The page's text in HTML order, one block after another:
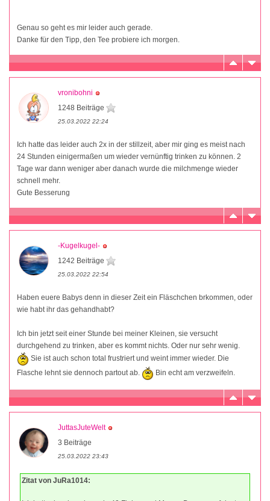
Genau so geht es mir leider auch gerade.
Danke für den Tipp, den Tee probiere ich morgen.
vronibohni
1248 Beiträge
25.03.2022 22:24
Ich hatte das leider auch 2x in der stillzeit, aber mir ging es meist nach
24 Stunden einigermaßen um wieder vernünftig trinken zu können. 2
Tage war dann weniger aber danach wurde die milchmenge wieder
schnell mehr.
Gute Besserung
-Kugelkugel-
1242 Beiträge
25.03.2022 22:54
Haben euere Babys denn in dieser Zeit ein Fläschchen brkommen, oder
wie habt ihr das gehandhabt?
Ich bin jetzt seit einer Stunde bei meiner Kleinen, sie versucht
durchgehend zu trinken, aber es kommt nichts. Oder nur sehr wenig.
Sie ist auch schon total frustriert und weint immer wieder. Die
Flasche lehnt sie dennoch partout ab.
Bin echt am verzweifeln.
JuttasJuteWelt
3 Beiträge
25.03.2022 23:43
Zitat von JuRa1014: